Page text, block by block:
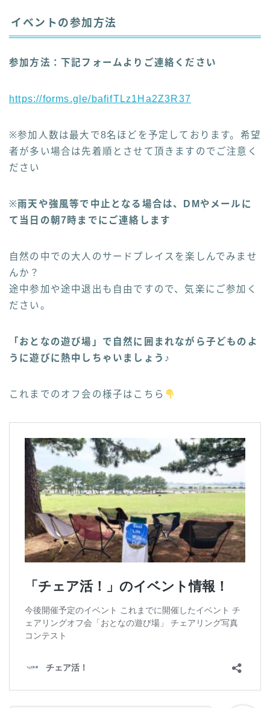
イベントの参加方法
参加方法：下記フォームよりご連絡ください
https://forms.gle/bafifTLz1Ha2Z3R37
※参加人数は最大で8名ほどを予定しております。希望
者が多い場合は先着順とさせて頂きますのでご注意く
ださい
※雨天や強風等で中止となる場合は、DMやメールに
て当日の朝7時までにご連絡します
自然の中での大人のサードプレイスを楽しんでみませ
んか？
途中参加や途中退出も自由ですので、気楽にご参加く
ださい。
「おとなの遊び場」で自然に囲まれながら子どものよ
うに遊びに熱中しちゃいましょう♪
これまでのオフ会の様子はこちら